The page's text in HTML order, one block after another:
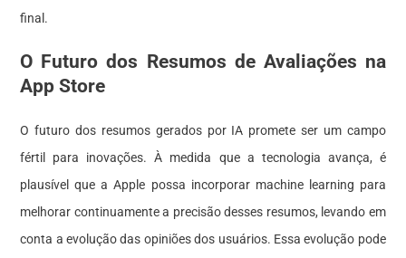
final.
O Futuro dos Resumos de Avaliações na
App Store
O futuro dos resumos gerados por IA promete ser um campo
fértil para inovações. À medida que a tecnologia avança, é
plausível que a Apple possa incorporar machine learning para
melhorar continuamente a precisão desses resumos, levando em
conta a evolução das opiniões dos usuários. Essa evolução pode